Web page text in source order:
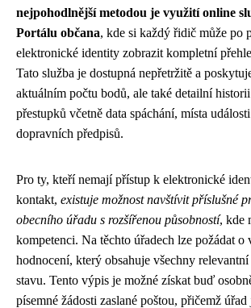
nejpohodlnější metodou je využití online
Portálu občana, kde si každý řidič může po
elektronické identity zobrazit kompletní
Tato služba je dostupná nepřetržitě a
aktuálním počtu bodů, ale také detailní
přestupků včetně data spáchání, místa
dopravních předpisů.
Pro ty, kteří nemají přístup k elektronické
kontakt, existuje možnost navštívit příslušné
obecního úřadu s rozšířenou působností, kde
kompetenci. Na těchto úřadech lze požádat o
hodnocení, který obsahuje všechny
stavu. Tento výpis je možné získat buď
písemné žádosti zaslané poštou, přičemž